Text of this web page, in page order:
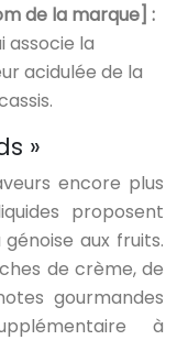
de la marque] :
associe la
acidulée de la
»
encore plus
proposent
aux fruits.
de crème, de
gourmandes
à